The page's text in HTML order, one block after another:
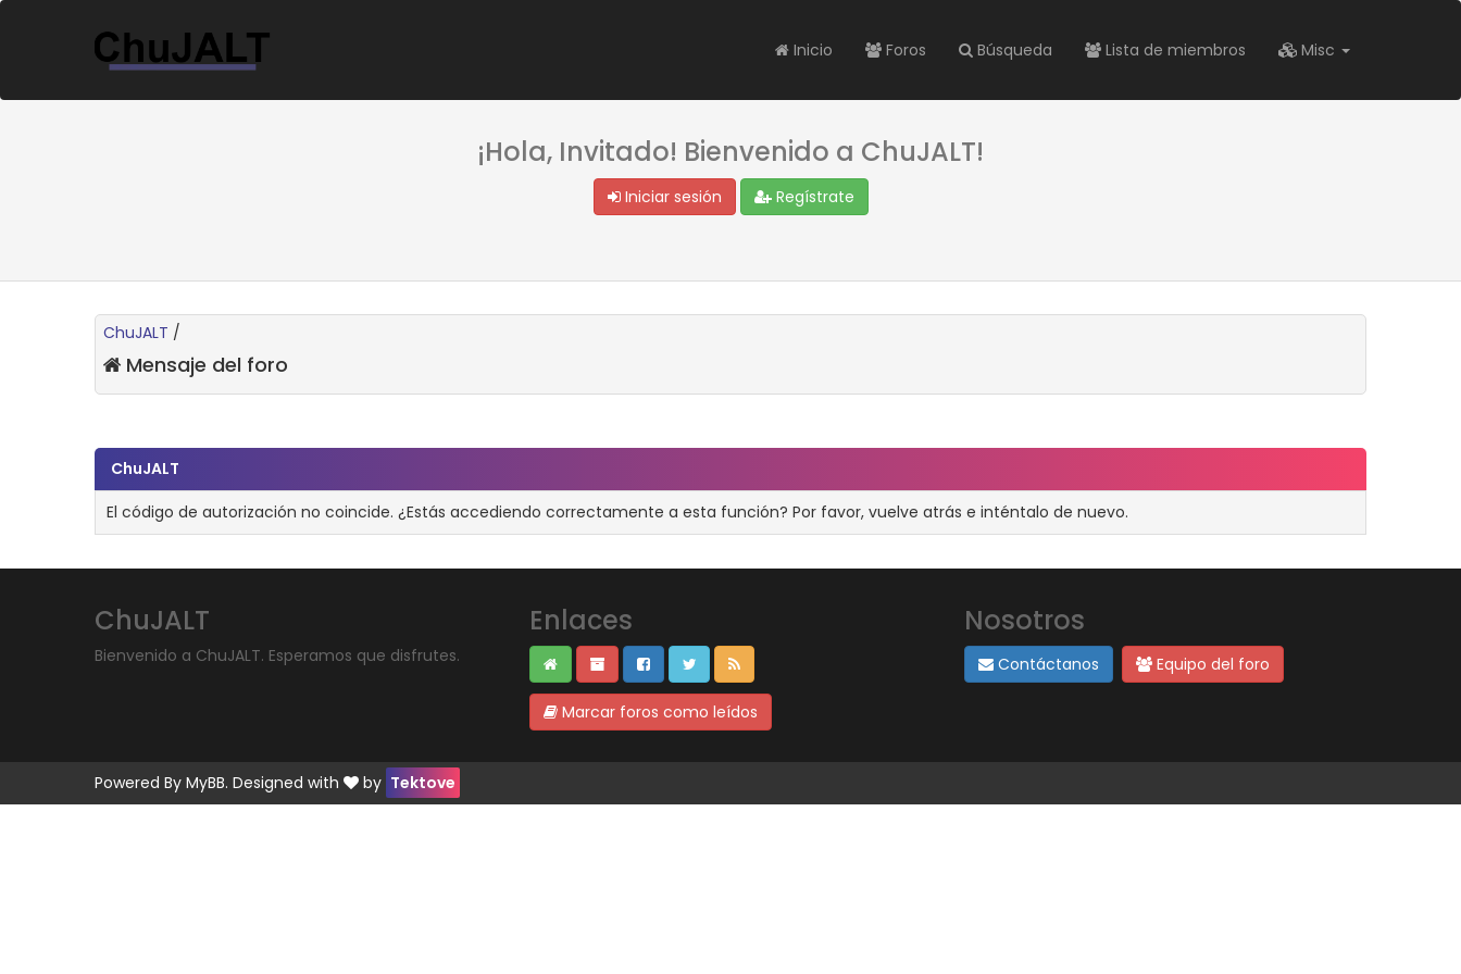
Inicio Foros Búsqueda Lista de miembros Misc
¡Hola, Invitado! Bienvenido a ChuJALT!
Iniciar sesión Regístrate
ChuJALT /
Mensaje del foro
ChuJALT
El código de autorización no coincide. ¿Estás accediendo correctamente a esta función? Por favor, vuelve atrás e inténtalo de nuevo.
ChuJALT
Bienvenido a ChuJALT. Esperamos que disfrutes.
Enlaces
Marcar foros como leídos
Nosotros
Contáctanos Equipo del foro
Powered By MyBB. Designed with by Tektove